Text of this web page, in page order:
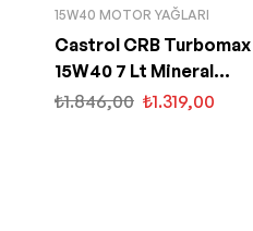
15W40 MOTOR YAĞLARI
Castrol CRB Turbomax
15W40 7 Lt Mineral
Motor Yağı
₺1.846,00 ₺1.319,00